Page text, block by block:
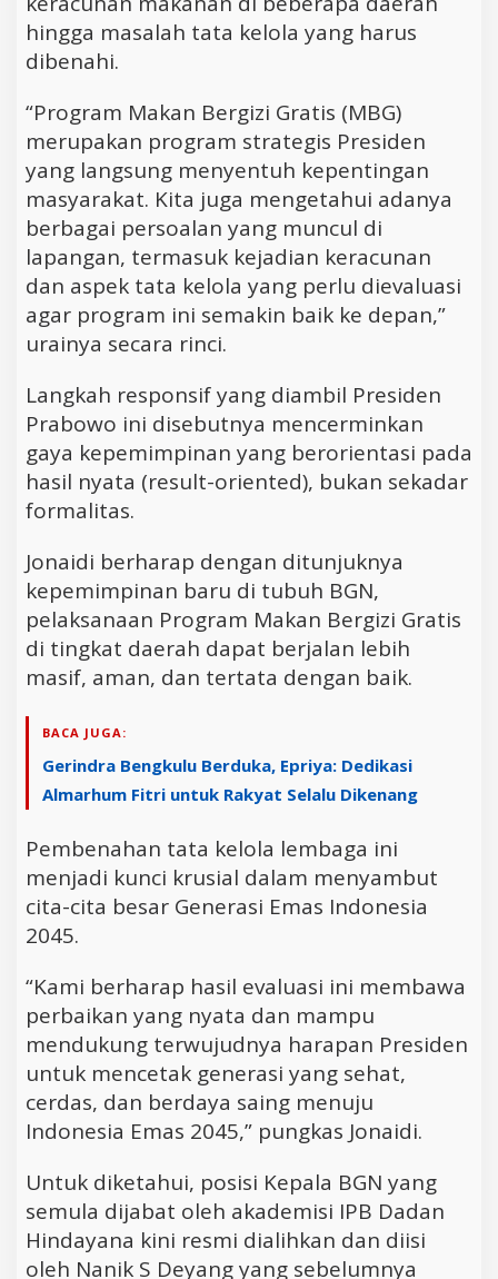
hingga masalah tata kelola yang harus
dibenahi.
“Program Makan Bergizi Gratis (MBG)
merupakan program strategis Presiden
yang langsung menyentuh kepentingan
masyarakat. Kita juga mengetahui adanya
berbagai persoalan yang muncul di
lapangan, termasuk kejadian keracunan
dan aspek tata kelola yang perlu dievaluasi
agar program ini semakin baik ke depan,”
urainya secara rinci.
Langkah responsif yang diambil Presiden
Prabowo ini disebutnya mencerminkan
gaya kepemimpinan yang berorientasi pada
hasil nyata (result-oriented), bukan sekadar
formalitas.
Jonaidi berharap dengan ditunjuknya
kepemimpinan baru di tubuh BGN,
pelaksanaan Program Makan Bergizi Gratis
di tingkat daerah dapat berjalan lebih
masif, aman, dan tertata dengan baik.
BACA JUGA:
Gerindra Bengkulu Berduka, Epriya: Dedikasi
Almarhum Fitri untuk Rakyat Selalu Dikenang
Pembenahan tata kelola lembaga ini
menjadi kunci krusial dalam menyambut
cita-cita besar Generasi Emas Indonesia
2045.
“Kami berharap hasil evaluasi ini membawa
perbaikan yang nyata dan mampu
mendukung terwujudnya harapan Presiden
untuk mencetak generasi yang sehat,
cerdas, dan berdaya saing menuju
Indonesia Emas 2045,” pungkas Jonaidi.
Untuk diketahui, posisi Kepala BGN yang
semula dijabat oleh akademisi IPB Dadan
Hindayana kini resmi dialihkan dan diisi
oleh Nanik S Deyang yang sebelumnya